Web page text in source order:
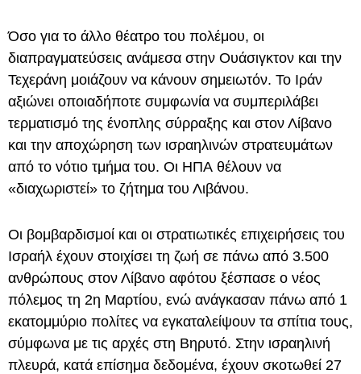
Όσο για το άλλο θέατρο του πολέμου, οι
διαπραγματεύσεις ανάμεσα στην Ουάσιγκτον και την
Τεχεράνη μοιάζουν να κάνουν σημειωτόν. Το Ιράν
αξιώνει οποιαδήποτε συμφωνία να συμπεριλάβει
τερματισμό της ένοπλης σύρραξης και στον Λίβανο
και την αποχώρηση των ισραηλινών στρατευμάτων
από το νότιο τμήμα του. Οι ΗΠΑ θέλουν να
«διαχωριστεί» το ζήτημα του Λιβάνου.
Οι βομβαρδισμοί και οι στρατιωτικές επιχειρήσεις του
Ισραήλ έχουν στοιχίσει τη ζωή σε πάνω από 3.500
ανθρώπους στον Λίβανο αφότου ξέσπασε ο νέος
πόλεμος τη 2η Μαρτίου, ενώ ανάγκασαν πάνω από 1
εκατομμύριο πολίτες να εγκαταλείψουν τα σπίτια τους,
σύμφωνα με τις αρχές στη Βηρυτό. Στην ισραηλινή
πλευρά, κατά επίσημα δεδομένα, έχουν σκοτωθεί 27